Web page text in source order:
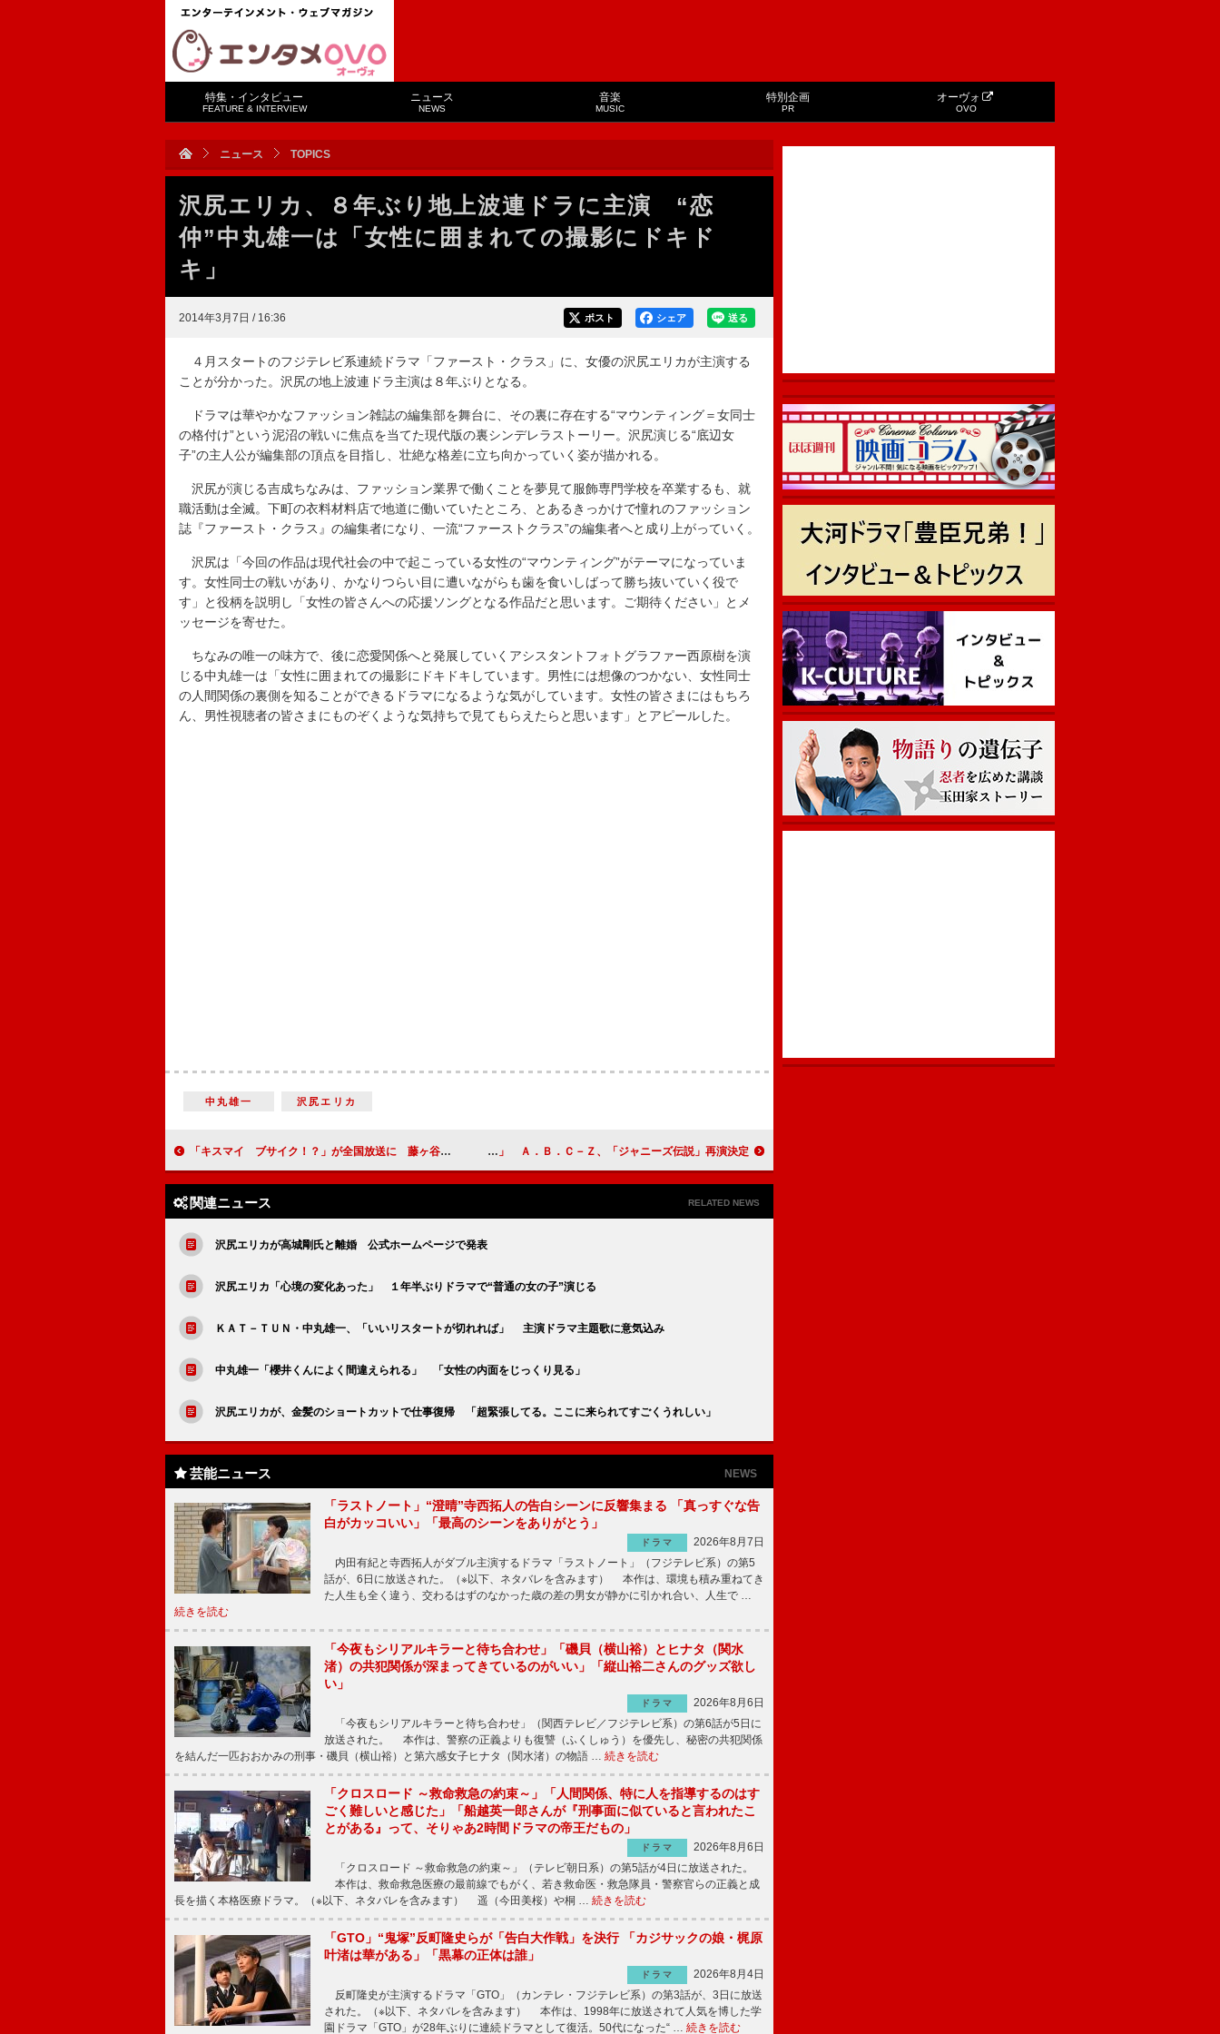
特集・インタビュー
FEATURE & INTERVIEW
ニュース
NEWS
音楽
MUSIC
特別企画
PR
オーヴォ
OVO
ニュース TOPICS
沢尻エリカ、８年ぶり地上波連ドラに主演 “恋
仲”中丸雄一は「女性に囲まれての撮影にドキド
キ」
2014年3月7日 / 16:36 送る
シェア
ポスト
４月スタートのフジテレビ系連続ドラマ「ファースト・クラス」に、女優の沢尻エリカが主演する
ことが分かった。沢尻の地上波連ドラ主演は８年ぶりとなる。
ドラマは華やかなファッション雑誌の編集部を舞台に、その裏に存在する“マウンティング＝女同士
の格付け”という泥沼の戦いに焦点を当てた現代版の裏シンデレラストーリー。沢尻演じる“底辺女
子”の主人公が編集部の頂点を目指し、壮絶な格差に立ち向かっていく姿が描かれる。
沢尻が演じる吉成ちなみは、ファッション業界で働くことを夢見て服飾専門学校を卒業するも、就
職活動は全滅。下町の衣料材料店で地道に働いていたところ、とあるきっかけで憧れのファッション
誌『ファースト・クラス』の編集者になり、一流“ファーストクラス”の編集者へと成り上がっていく。
沢尻は「今回の作品は現代社会の中で起こっている女性の“マウンティング”がテーマになっていま
す。女性同士の戦いがあり、かなりつらい目に遭いながらも歯を食いしばって勝ち抜いていく役で
す」と役柄を説明し「女性の皆さんへの応援ソングとなる作品だと思います。ご期待ください」とメ
ッセージを寄せた。
ちなみの唯一の味方で、後に恋愛関係へと発展していくアシスタントフォトグラファー西原樹を演
じる中丸雄一は「女性に囲まれての撮影にドキドキしています。男性には想像のつかない、女性同士
の人間関係の裏側を知ることができるドラマになるような気がしています。女性の皆さまにはもちろ
ん、男性視聴者の皆さまにものぞくような気持ちで見てもらえたらと思います」とアピールした。
中丸雄一 沢尻エリカ
「キスマイ ブサイク！？」が全国放送に 藤ヶ谷太輔「１位を取れる男になりたい」 橋本良亮「常に米国進出への思いはある」 Ａ．Ｂ．Ｃ－Ｚ、「ジャニーズ伝説」再演決定
関連ニュース RELATED NEWS
沢尻エリカが高城剛氏と離婚 公式ホームページで発表
沢尻エリカ「心境の変化あった」 １年半ぶりドラマで“普通の女の子”演じる
ＫＡＴ－ＴＵＮ・中丸雄一、「いいリスタートが切れれば」 主演ドラマ主題歌に意気込み
中丸雄一「櫻井くんによく間違えられる」 「女性の内面をじっくり見る」
沢尻エリカが、金髪のショートカットで仕事復帰 「超緊張してる。ここに来られてすごくうれしい」
芸能ニュース NEWS
「ラストノート」“澄晴”寺西拓人の告白シーンに反響集まる 「真っすぐな告
白がカッコいい」「最高のシーンをありがとう」
ドラマ
2026年8月7日
内田有紀と寺西拓人がダブル主演するドラマ「ラストノート」（フジテレビ系）の第5
話が、6日に放送された。（※以下、ネタバレを含みます） 本作は、環境も積み重ねてき
た人生も全く違う、交わるはずのなかった歳の差の男女が静かに引かれ合い、人生で …
続きを読む
「今夜もシリアルキラーと待ち合わせ」「磯貝（横山裕）とヒナタ（関水
渚）の共犯関係が深まってきているのがいい」「縦山裕二さんのグッズ欲し
い」
ドラマ
2026年8月6日
「今夜もシリアルキラーと待ち合わせ」（関西テレビ／フジテレビ系）の第6話が5日に
放送された。 本作は、警察の正義よりも復讐（ふくしゅう）を優先し、秘密の共犯関係
を結んだ一匹おおかみの刑事・磯貝（横山裕）と第六感女子ヒナタ（関水渚）の物語 … 続きを読む
「クロスロード ～救命救急の約束～」「人間関係、特に人を指導するのはす
ごく難しいと感じた」「船越英一郎さんが『刑事面に似ていると言われたこ
とがある』って、そりゃあ2時間ドラマの帝王だもの」
ドラマ
2026年8月6日
「クロスロード ～救命救急の約束～」（テレビ朝日系）の第5話が4日に放送された。
本作は、救命救急医療の最前線でもがく、若き救命医・救急隊員・警察官らの正義と成
長を描く本格医療ドラマ。（※以下、ネタバレを含みます） 遥（今田美桜）や桐 … 続きを読む
「GTO」“鬼塚”反町隆史らが「告白大作戦」を決行 「カジサックの娘・梶原
叶渚は華がある」「黒幕の正体は誰」
ドラマ
2026年8月4日
反町隆史が主演するドラマ「GTO」（カンテレ・フジテレビ系）の第3話が、3日に放送
された。（※以下、ネタバレを含みます） 本作は、1998年に放送されて人気を博した学
園ドラマ「GTO」が28年ぶりに連続ドラマとして復活。50代になった“ … 続きを読む